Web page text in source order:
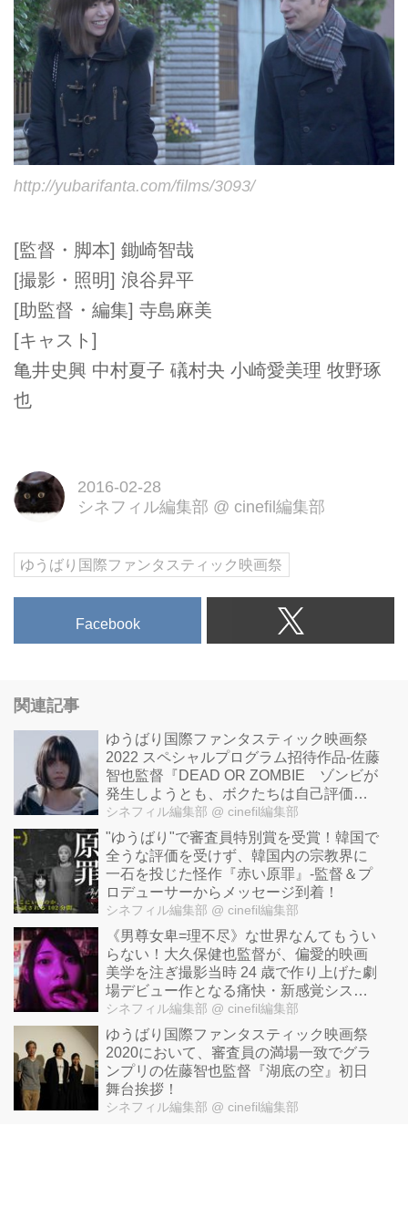
http://yubarifanta.com/films/3093/
[監督・脚本] 鋤崎智哉
[撮影・照明] 浪谷昇平
[助監督・編集] 寺島麻美
[キャスト]
亀井史興 中村夏子 礒村夬 小崎愛美理 牧野琢
也
2016-02-28
シネフィル編集部 @ cinefil編集部
ゆうばり国際ファンタスティック映画祭
Facebook
関連記事
ゆうばり国際ファンタスティック映画祭
2022 スペシャルプログラム招待作品-佐藤
智也監督『DEAD OR ZOMBIE ゾンビが
発生しようとも、ボクたちは自己評価を
変えない』公開決定！
シネフィル編集部 @ cinefil編集部
"ゆうばり"で審査員特別賞を受賞！韓国で
全うな評価を受けず、韓国内の宗教界に
一石を投じた怪作『赤い原罪』-監督＆プ
ロデューサーからメッセージ到着！
シネフィル編集部 @ cinefil編集部
《男尊女卑=理不尽》な世界なんてもうい
らない！大久保健也監督が、偏愛的映画
美学を注ぎ撮影当時 24 歳で作り上げた劇
場デビュー作となる痛快・新感覚シスタ
ーフッド復讐劇『Cosmetic DNA』
シネフィル編集部 @ cinefil編集部
ゆうばり国際ファンタスティック映画祭
2020において、審査員の満場一致でグラ
ンプリの佐藤智也監督『湖底の空』初日
舞台挨拶！
シネフィル編集部 @ cinefil編集部